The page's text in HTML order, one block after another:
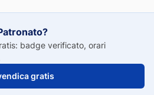
badge verificato, orari
gratis